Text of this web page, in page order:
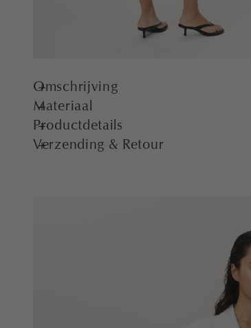
Omschrijving
Materiaal
Productdetails
Verzending & Retour